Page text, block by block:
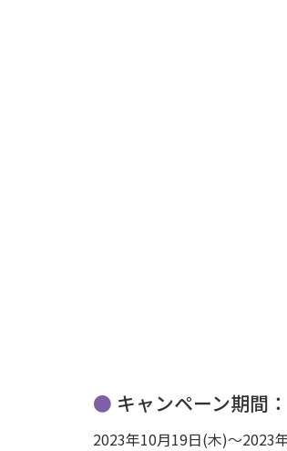
キャンペーン期間：
2023年10月19日(木)～2023